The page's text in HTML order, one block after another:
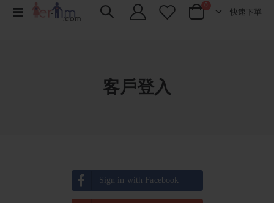
切
Cart
0 項目
快速下單
客戶登入
Sign in with Facebook